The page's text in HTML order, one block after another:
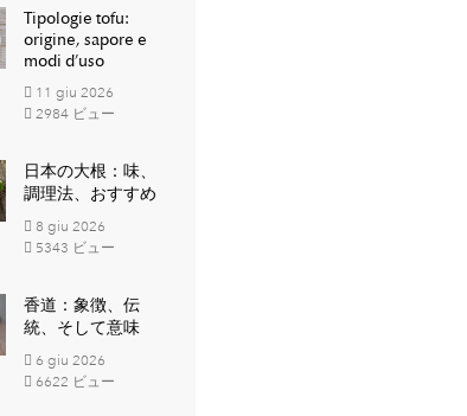
Tipologie tofu:
origine, sapore e
modi d’uso
11 giu 2026
2984 ビュー
日本の大根：味、
調理法、おすすめ
8 giu 2026
5343 ビュー
香道：象徴、伝
統、そして意味
6 giu 2026
6622 ビュー